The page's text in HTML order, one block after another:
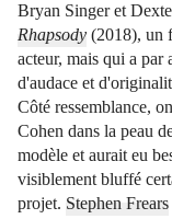
Bryan Singer et
Rhapsody (2018), un
acteur, mais qui a par
d'audace et
Côté ressemblance,
Cohen dans la peau
modèle et aurait eu
visiblement bluffé
projet. Stephen Frears